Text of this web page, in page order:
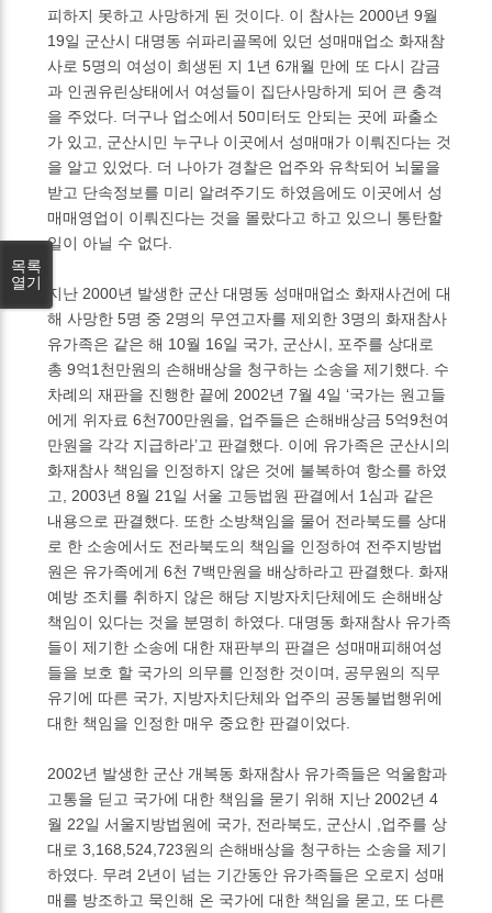
피하지 못하고 사망하게 된 것이다. 이 참사는 2000년 9월
19일 군산시 대명동 쉬파리골목에 있던 성매매업소 화재참
사로 5명의 여성이 희생된 지 1년 6개월 만에 또 다시 감금
과 인권유린상태에서 여성들이 집단사망하게 되어 큰 충격
을 주었다. 더구나 업소에서 50미터도 안되는 곳에 파출소
가 있고, 군산시민 누구나 이곳에서 성매매가 이뤄진다는 것
을 알고 있었다. 더 나아가 경찰은 업주와 유착되어 뇌물을
받고 단속정보를 미리 알려주기도 하였음에도 이곳에서 성
매매영업이 이뤄진다는 것을 몰랐다고 하고 있으니 통탄할
일이 아닐 수 없다.
지난 2000년 발생한 군산 대명동 성매매업소 화재사건에 대
해 사망한 5명 중 2명의 무연고자를 제외한 3명의 화재참사
유가족은 같은 해 10월 16일 국가, 군산시, 포주를 상대로
총 9억1천만원의 손해배상을 청구하는 소송을 제기했다. 수
차례의 재판을 진행한 끝에 2002년 7월 4일 ‘국가는 원고들
에게 위자료 6천700만원을, 업주들은 손해배상금 5억9천여
만원을 각각 지급하라’고 판결했다. 이에 유가족은 군산시의
화재참사 책임을 인정하지 않은 것에 불복하여 항소를 하였
고, 2003년 8월 21일 서울 고등법원 판결에서 1심과 같은
내용으로 판결했다. 또한 소방책임을 물어 전라북도를 상대
로 한 소송에서도 전라북도의 책임을 인정하여 전주지방법
원은 유가족에게 6천 7백만원을 배상하라고 판결했다. 화재
예방 조치를 취하지 않은 해당 지방자치단체에도 손해배상
책임이 있다는 것을 분명히 하였다. 대명동 화재참사 유가족
들이 제기한 소송에 대한 재판부의 판결은 성매매피해여성
들을 보호 할 국가의 의무를 인정한 것이며, 공무원의 직무
유기에 따른 국가, 지방자치단체와 업주의 공동불법행위에
대한 책임을 인정한 매우 중요한 판결이었다.
2002년 발생한 군산 개복동 화재참사 유가족들은 억울함과
고통을 딛고 국가에 대한 책임을 묻기 위해 지난 2002년 4
월 22일 서울지방법원에 국가, 전라북도, 군산시 ,업주를 상
대로 3,168,524,723원의 손해배상을 청구하는 소송을 제기
하였다. 무려 2년이 넘는 기간동안 유가족들은 오로지 성매
매를 방조하고 묵인해 온 국가에 대한 책임을 묻고, 또 다른
목록
열기